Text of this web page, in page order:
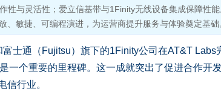
性与灵活性；爱立信基带与1Finity无线设备集成保障性
、敏捷、可编程演进，为运营商提升服务与体验奠定基础
通（Fujitsu）旗下的1Finity公司在AT&T Labs
一个重要的里程碑。这一成就突出了促进合作开
信行业。